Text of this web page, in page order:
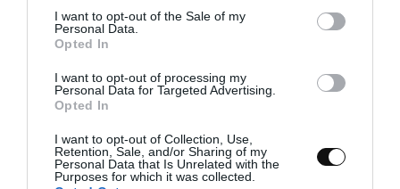
consent section.
I want to opt-out of the Sale of my
Personal Data.
Opted In
I want to opt-out of processing my
Personal Data for Targeted Advertising.
Opted In
I want to opt-out of Collection, Use,
Retention, Sale, and/or Sharing of my
Personal Data that Is Unrelated with the
Purposes for which it was collected.
Dejamos al calor hasta que tome temperatura
sin llegar a
hervir. Apartamos y dejamos templar un poco.
Rebanamos nuestro pan.